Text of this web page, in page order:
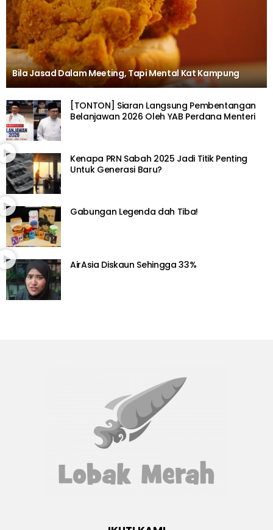
Bila Jasad Dalam Meeting, Tapi Mental Kat Kampung
[TONTON] Siaran Langsung Pembentangan
Belanjawan 2026 Oleh YAB Perdana Menteri
Kenapa PRN Sabah 2025 Jadi Titik Penting
Untuk Generasi Baru?
Gabungan Legenda dah Tiba!
AirAsia Diskaun Sehingga 33%